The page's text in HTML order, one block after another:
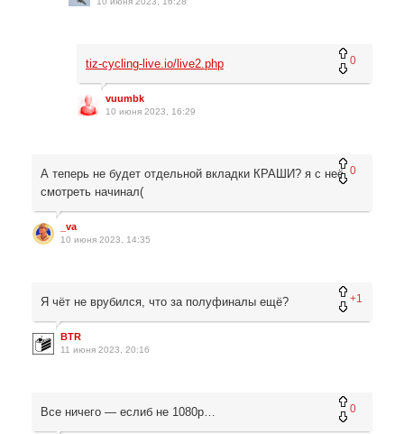
0
tiz-cycling-live.io/live2.php
vuumbk
10 июня 2023, 16:29
0
А теперь не будет отдельной вкладки КРАШИ? я с неё
смотреть начинал(
_va
10 июня 2023, 14:35
+1
Я чёт не врубился, что за полуфиналы ещё?
BTR
11 июня 2023, 20:16
0
Все ничего — еслиб не 1080р…